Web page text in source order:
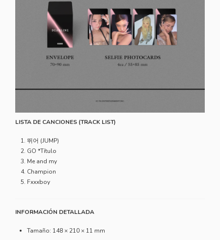
LISTA DE CANCIONES (TRACK LIST)
뛰어 (JUMP)
GO *Título
Me and my
Champion
Fxxxboy
INFORMACIÓN DETALLADA
Tamaño: 148 × 210 × 11 mm